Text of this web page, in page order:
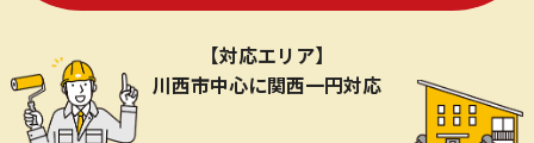
【対応エリア】
川西市中心に関西一円対応